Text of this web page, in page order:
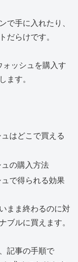
で手に入れたり、
だらけです。
ッシュを購入す
ます。
はどこで買える
の購入方法
で得られる効果
まま終わるのに対
ブルに買えます。
記事の手順で